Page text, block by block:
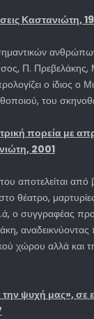
Καστανιώτη,
Π. Πρεβελάκης,
ο ίδιος ο
του
πορεία με
2001
αποτελείται από
θέατρο,
ο συγγραφέας
χώρου αλλά και
ψυχή μας», σε